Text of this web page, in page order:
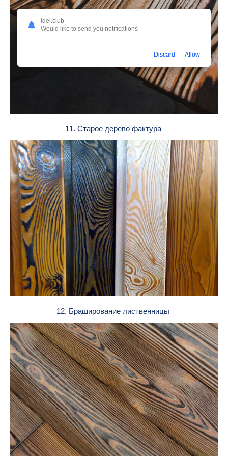
11. Старое дерево фактура
12. Браширование лиственницы
idei.club
Would like to send you notifications
Discard Allow